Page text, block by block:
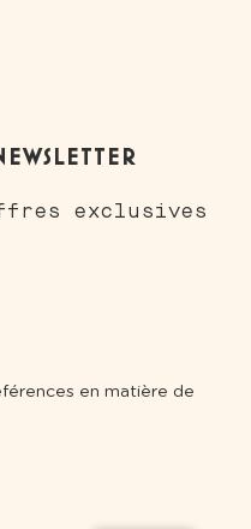
exclusives
en matière de